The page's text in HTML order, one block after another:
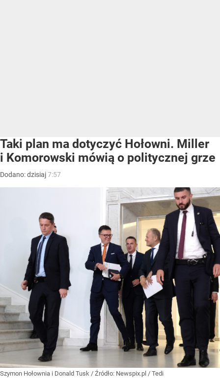
Taki plan ma dotyczyć Hołowni. Miller
i Komorowski mówią o politycznej grze
Dodano:dzisiaj7:57
Szymon Hołownia i Donald Tusk / Źródło: Newspix.pl / Tedi